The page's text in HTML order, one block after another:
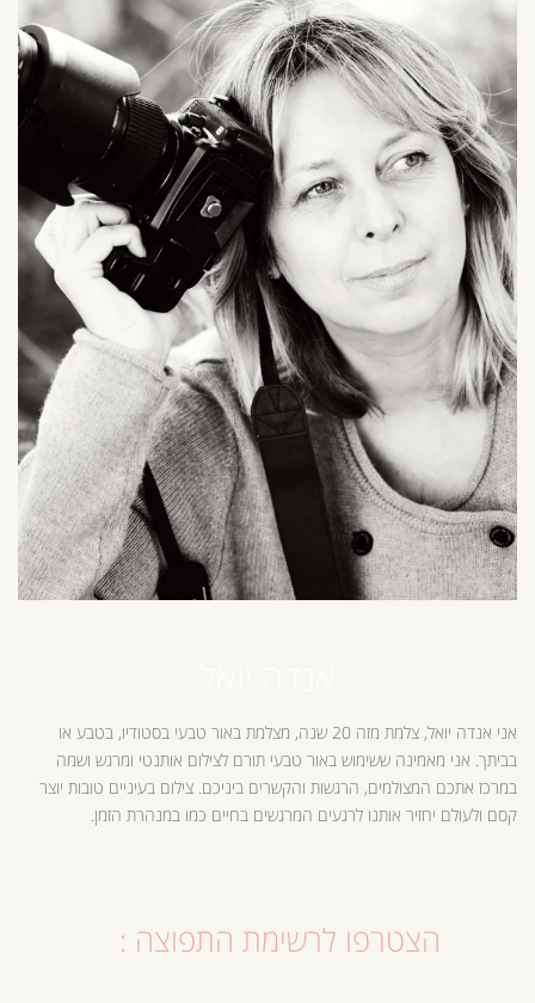
אני אנדה יואל, צלמת מזה 20 שנה, מצלמת באור טבעי בסטודיו, בטבע או
בביתך. אני מאמינה ששימוש באור טבעי תורם לצילום אותנטי ומרגש ושמה
במרכז אתכם המצולמים, הרגשות והקשרים ביניכם. צילום בעיניים טובות יוצר
קסם ולעולם יחזיר אותנו לרגעים המרגשים בחיים כמו במנהרת הזמן.
הצטרפו לרשימת התפוצה :